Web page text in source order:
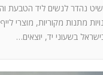
נהדר לנשים ליד הטבעת
מתנות מקוריות, מוצרי
בשעוני יד, יוצאים…